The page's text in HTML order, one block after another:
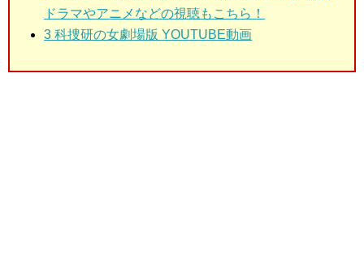
ドラマやアニメなどの視聴もこちら！
3 科捜研の女劇場版YOUTUBE動画